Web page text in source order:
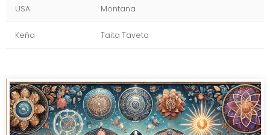
USA Montana
Keňa Taita Taveta